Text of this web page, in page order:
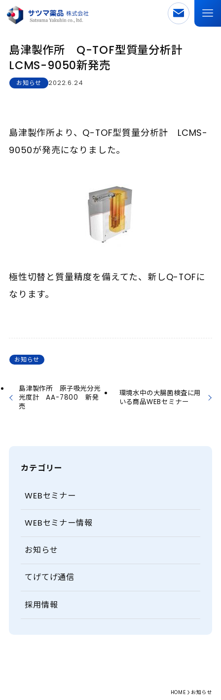
島津製作所 Q-TOF型質量分析計
LCMS-9050新発売
お知らせ 2022.6.24
島津製作所より、Q-TOF型質量分析計 LCMS-
9050が発売になりました。
極性切替と質量精度を備えてた、新しQ-TOFに
なります。
お知らせ
島津製作所 原子吸光分光
光度計 AA-7800 新発
売
環境水中の大腸菌検査に用
いる商品WEBセミナー
カテゴリー
WEBセミナー
WEBセミナー情報
お知らせ
てげてげ通信
採用情報
HOME お知らせ